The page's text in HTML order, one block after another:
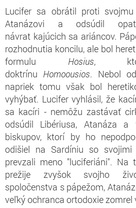
Lucifer sa obrátil proti
Atanázovi a odsúdil
návrat kajúcich sa ariáncov.
rozhodnutia koncilu, ale bol
formulu Hosius,
doktrínu Homoousios. Nebol
napriek tomu však bol
vyhýbať. Lucifer vyhlásil, že
sa kacíri - nemôžu zastávať
odsúdil Libériusa, Atanáza a
biskupov, ktorí by ho
odišiel na Sardíniu so svojimi
prevzali meno "luciferiáni". Na
prežije zvyšok svojho
spoločenstva s pápežom,
veľký ochranca ortodoxie zomrel